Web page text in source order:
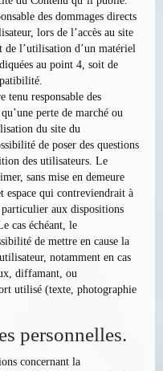
des dommages directs
lors de l’accès au site
de l’utilisation d’un matériel
au point 4, soit de
tenu responsable des
perte de marché ou
du site du
de poser des questions
des utilisateurs. Le
sans mise en demeure
espace qui contreviendrait à
aux dispositions
cas échéant, le
de mettre en cause la
notamment en cas
diffamant, ou
utilisé (texte, photographie
personnelles.
concernant la